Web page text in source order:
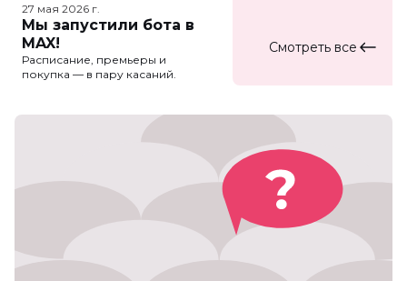
27 мая 2026 г.
Мы запустили бота в
MAX!
Расписание, премьеры и
покупка — в пару касаний.
Смотреть все